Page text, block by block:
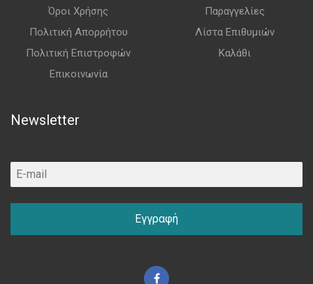
Όροι Χρήσης
Πολιτική Απορρήτου
Πολιτική Επιστροφών
Επικοινωνία
Παραγγελίες
Λίστα Επιθυμιών
Καλάθι
Newsletter
Εγγραφή